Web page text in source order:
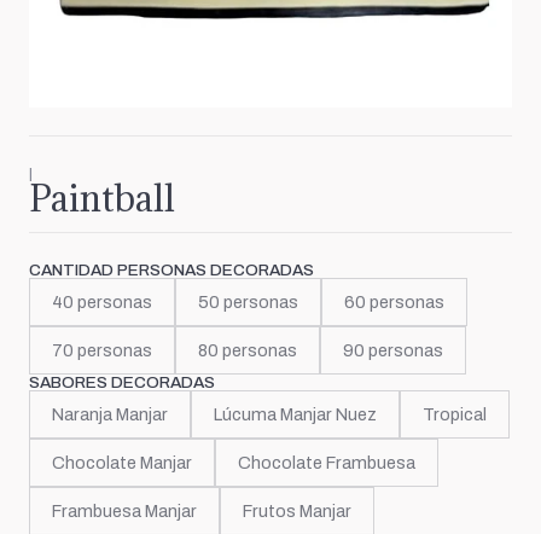
|
Paintball
CANTIDAD PERSONAS DECORADAS
40 personas 50 personas 60 personas
70 personas 80 personas 90 personas
SABORES DECORADAS
Naranja Manjar Lúcuma Manjar Nuez Tropical
Chocolate Manjar Chocolate Frambuesa
Frambuesa Manjar Frutos Manjar